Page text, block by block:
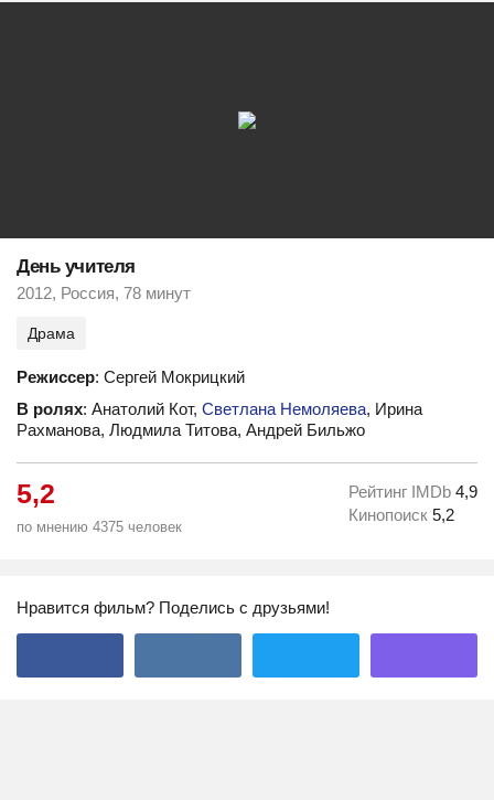
День учителя
2012, Россия, 78 минут
Драма
Режиссер: Сергей Мокрицкий
В ролях: Анатолий Кот, Светлана Немоляева, Ирина
Рахманова, Людмила Титова, Андрей Бильжо
5,2
по мнению 4375 человек
Рейтинг IMDb 4,9
Кинопоиск 5,2
Нравится фильм? Поделись с друзьями!